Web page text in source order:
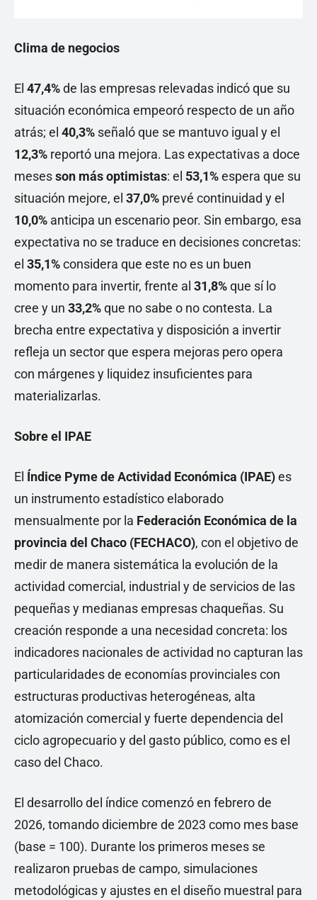
Clima de negocios
El 47,4%de las empresas relevadas indicó que su
situación económica empeoró respecto de un año
atrás; el 40,3% señaló que se mantuvo igual y el
12,3% reportó una mejora. Las expectativas a doce
mesesson más optimistas: el 53,1%espera que su
situación mejore, el 37,0% prevé continuidad y el
10,0% anticipa un escenario peor. Sin embargo, esa
expectativa no se traduce en decisiones concretas:
el 35,1%considera que este no es un buen
momento para invertir, frente al 31,8%que sí lo
cree y un 33,2%que no sabe o no contesta. La
brecha entre expectativa y disposición a invertir
refleja un sector que espera mejoras pero opera
con márgenes y liquidez insuficientes para
materializarlas.
Sobre el IPAE
El Índice Pyme de Actividad Económica (IPAE)es
un instrumento estadístico elaborado
mensualmente por la Federación Económica de la
provincia del Chaco (FECHACO), con el objetivo de
medir de manera sistemática la evolución de la
actividad comercial, industrial y de servicios de las
pequeñas y medianas empresas chaqueñas. Su
creación responde a una necesidad concreta: los
indicadores nacionales de actividad no capturan las
particularidades de economías provinciales con
estructuras productivas heterogéneas, alta
atomización comercial y fuerte dependencia del
ciclo agropecuario y del gasto público, como es el
caso del Chaco.
El desarrollo del índice comenzó en febrero de
2026, tomando diciembre de 2023 como mes base
(base = 100). Durante los primeros meses se
realizaron pruebas de campo, simulaciones
metodológicas y ajustes en el diseño muestral para